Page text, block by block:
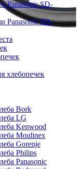
Panasonic SD-
Panasonic SD-
хлебопечек
Bork
LG
Kenwood
Moulinex
Gorenje
Philips
Panasonic